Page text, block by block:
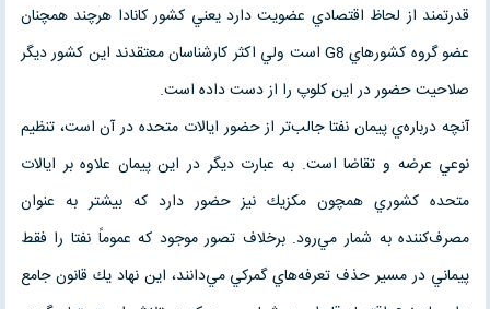
قدرتمند از لحاظ اقتصادي عضويت دارد يعني کشور کانادا هرچند همچنان
عضو گروه کشورهاي G8 است ولي اکثر کارشناسان معتقدند اين کشور ديگر
صلاحيت حضور در اين کلوپ را از دست داده است.
آنچه درباره‌ي پيمان نفتا جالب‌تر از حضور ايالات متحده در آن است، تنظيم
نوعي عرضه و تقاضا است. به عبارت ديگر در اين پيمان علاوه بر ايالات
متحده كشوري همچون مكزيك نيز حضور دارد كه بيشتر به عنوان
مصرف‌كننده به شمار مي‌رود. برخلاف تصور موجود كه عموماً نفتا را فقط
پيماني در مسير حذف تعرفه‌هاي گمركي مي‌دانند، اين نهاد يك قانون جامع